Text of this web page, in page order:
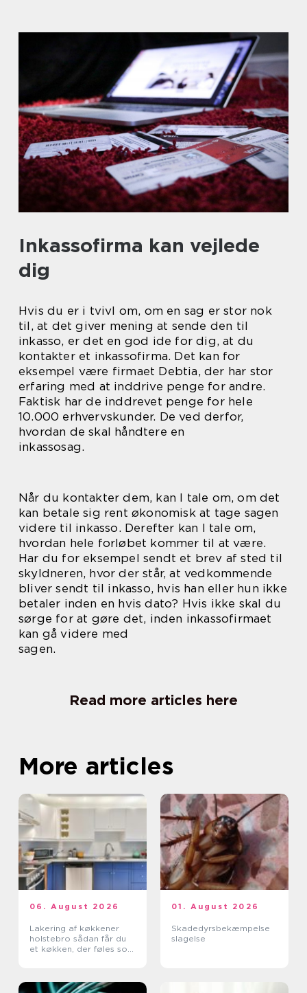
Inkassofirma kan vejlede
dig
Hvis du er i tvivl om, om en sag er stor nok
til, at det giver mening at sende den til
inkasso, er det en god ide for dig, at du
kontakter et inkassofirma. Det kan for
eksempel være firmaet Debtia, der har stor
erfaring med at inddrive penge for andre.
Faktisk har de inddrevet penge for hele
10.000 erhvervskunder. De ved derfor,
hvordan de skal håndtere en
inkassosag.
Når du kontakter dem, kan I tale om, om det
kan betale sig rent økonomisk at tage sagen
videre til inkasso. Derefter kan I tale om,
hvordan hele forløbet kommer til at være.
Har du for eksempel sendt et brev af sted til
skyldneren, hvor der står, at vedkommende
bliver sendt til inkasso, hvis han eller hun ikke
betaler inden en hvis dato? Hvis ikke skal du
sørge for at gøre det, inden inkassofirmaet
kan gå videre med
sagen.
Read more articles here
More articles
06. August 2026
Lakering af køkkener
holstebro sådan får du
et køkken, der føles som
01. August 2026
Skadedyrsbekæmpelse
slagelse